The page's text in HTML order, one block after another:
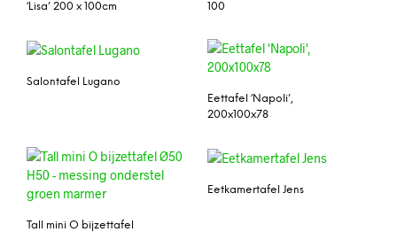
‘Lisa’ 200 x 100cm
100
Salontafel Lugano
Eettafel ‘Napoli’,
200x100x78
Tall mini O bijzettafel
Eetkamertafel Jens